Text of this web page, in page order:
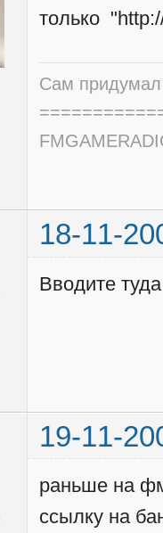
только
Сам придумал
18-11-
Вводите
19-11-
раньше на
ссылку на